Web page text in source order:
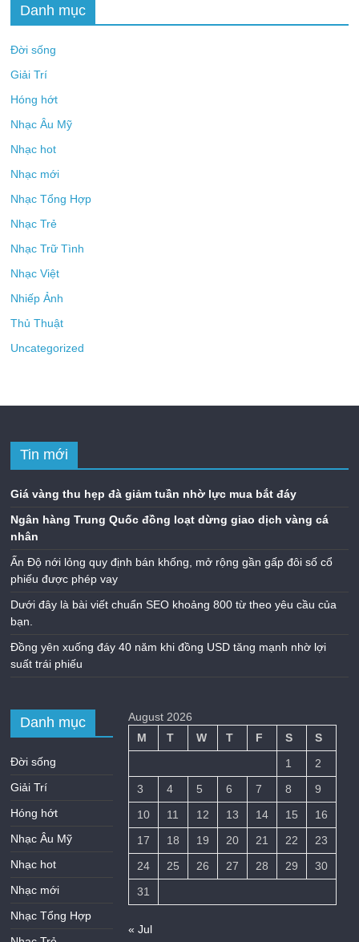
Danh mục
Đời sống
Giải Trí
Hóng hớt
Nhạc Âu Mỹ
Nhạc hot
Nhạc mới
Nhạc Tổng Hợp
Nhạc Trẻ
Nhạc Trữ Tình
Nhạc Việt
Nhiếp Ảnh
Thủ Thuật
Uncategorized
Tin mới
Giá vàng thu hẹp đà giảm tuần nhờ lực mua bắt đáy
Ngân hàng Trung Quốc đồng loạt dừng giao dịch vàng cá
nhân
Ấn Độ nới lỏng quy định bán khống, mở rộng gần gấp đôi số cổ
phiếu được phép vay
Dưới đây là bài viết chuẩn SEO khoảng 800 từ theo yêu cầu của
bạn.
Đồng yên xuống đáy 40 năm khi đồng USD tăng mạnh nhờ lợi
suất trái phiếu
Danh mục
Đời sống
Giải Trí
Hóng hớt
Nhạc Âu Mỹ
Nhạc hot
Nhạc mới
Nhạc Tổng Hợp
August 2026
M
T W T F S
S
1
2
3
4 5 6 7 8
9
10
11 12 13 14 15
16
17
18 19 20 21 22
23
24
25 26 27 28 29
30
31
« Jul